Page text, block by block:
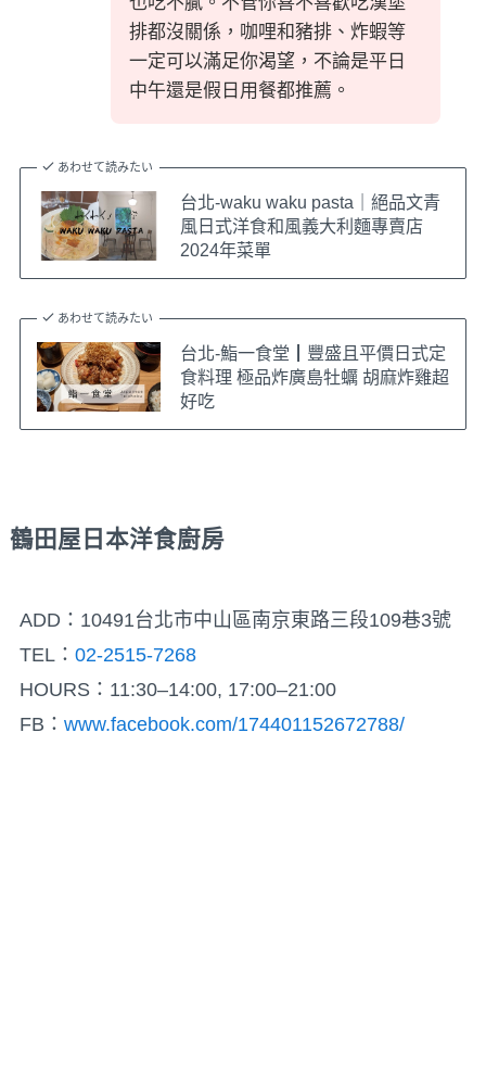
排都沒關係，咖哩和豬排、炸蝦等
一定可以滿足你渴望，不論是平日
中午還是假日用餐都推薦。
あわせて読みたい
台北-waku waku pasta｜絕品文青
風日式洋食和風義大利麵專賣店
2024年菜單
あわせて読みたい
台北-鮨一食堂┃豐盛且平價日式定
食料理 極品炸廣島牡蠣 胡麻炸雞超
好吃
鶴田屋日本洋食廚房
ADD：10491台北市中山區南京東路三段109巷3號
TEL： 02-2515-7268
HOURS：11:30–14:00, 17:00–21:00
FB： www.facebook.com/174401152672788/